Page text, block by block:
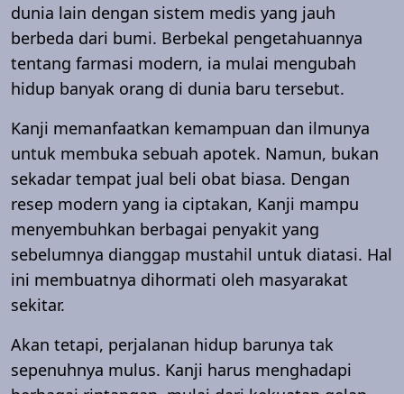
dunia lain dengan sistem medis yang jauh
berbeda dari bumi. Berbekal pengetahuannya
tentang farmasi modern, ia mulai mengubah
hidup banyak orang di dunia baru tersebut.
Kanji memanfaatkan kemampuan dan ilmunya
untuk membuka sebuah apotek. Namun, bukan
sekadar tempat jual beli obat biasa. Dengan
resep modern yang ia ciptakan, Kanji mampu
menyembuhkan berbagai penyakit yang
sebelumnya dianggap mustahil untuk diatasi. Hal
ini membuatnya dihormati oleh masyarakat
sekitar.
Akan tetapi, perjalanan hidup barunya tak
sepenuhnya mulus. Kanji harus menghadapi